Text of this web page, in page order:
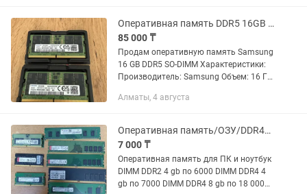
Оперативная память DDR5 16GB SODIMM Samsung
85 000 ₸
Продам оперативную память Samsung
16 GB DDR5 SO-DIMM Характеристики:
Производитель: Samsung Объем: 16 ГБ
(PC5-5600B) Форм-фактор: SO-DIMM
Алматы, 4 августа
Оперативная память/ОЗУ/DDR4/DDR5
7 000 ₸
Оперативная память для ПК и ноутбук
DIMM DDR2 4 gb по 6000 DIMM DDR4 4
gb по 7000 DIMM DDR4 8 gb по 18 000